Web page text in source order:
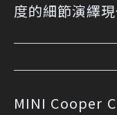
度的細節演繹
MINI Cooper